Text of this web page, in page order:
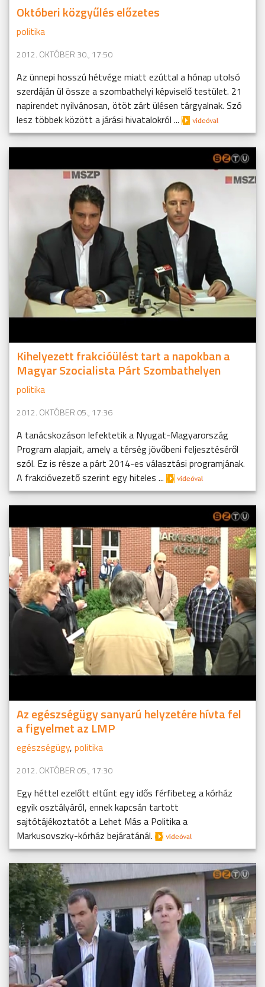
Októberi közgyűlés előzetes
politika
2012. OKTÓBER 30., 17:50
Az ünnepi hosszú hétvége miatt ezúttal a hónap utolsó
szerdáján ül össze a szombathelyi képviselő testület. 21
napirendet nyilvánosan, ötöt zárt ülésen tárgyalnak. Szó
lesz többek között a járási hivatalokról ...
Kihelyezett frakcióülést tart a napokban a
Magyar Szocialista Párt Szombathelyen
politika
2012. OKTÓBER 05., 17:36
A tanácskozáson lefektetik a Nyugat-Magyarország
Program alapjait, amely a térség jövőbeni feljesztéséről
szól. Ez is része a párt 2014-es választási programjának.
A frakcióvezető szerint egy hiteles ...
Az egészségügy sanyarú helyzetére hívta fel
a figyelmet az LMP
egészségügy, politika
2012. OKTÓBER 05., 17:30
Egy héttel ezelőtt eltűnt egy idős férfibeteg a kórház
egyik osztályáról, ennek kapcsán tartott
sajtótájékoztatót a Lehet Más a Politika a
Markusovszky-kórház bejáratánál.